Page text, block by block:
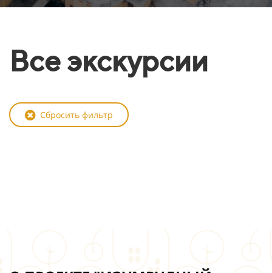
Все экскурсии
Сбросить фильтр